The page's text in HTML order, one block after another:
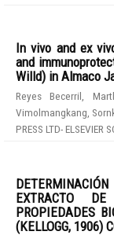
In vivo and ex
and
Willd) in Almaco
Reyes Becerril,
Vimolmangkang,
PRESS LTD- ELSEVIER
EXTRACTO
PROPIEDADES
(KELLOGG, 1906)